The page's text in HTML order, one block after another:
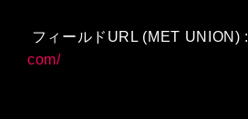
フィールド URL (MET UNION) :
com/